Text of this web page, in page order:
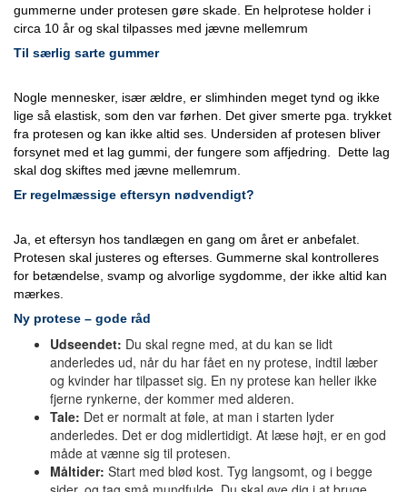
gummerne under protesen gøre skade. En helprotese holder i
circa 10 år og skal tilpasses med jævne mellemrum
Til særlig sarte gummer
Nogle mennesker, især ældre, er slimhinden meget tynd og ikke
lige så elastisk, som den var førhen. Det giver smerte pga. trykket
fra protesen og kan ikke altid ses. Undersiden af protesen bliver
forsynet med et lag gummi, der fungere som affjedring. Dette lag
skal dog skiftes med jævne mellemrum.
Er regelmæssige eftersyn nødvendigt?
Ja, et eftersyn hos tandlægen en gang om året er anbefalet.
Protesen skal justeres og efterses. Gummerne skal kontrolleres
for betændelse, svamp og alvorlige sygdomme, der ikke altid kan
mærkes.
Ny protese – gode råd
Udseendet: Du skal regne med, at du kan se lidt
anderledes ud, når du har fået en ny protese, indtil læber
og kvinder har tilpasset sig. En ny protese kan heller ikke
fjerne rynkerne, der kommer med alderen.
Tale: Det er normalt at føle, at man i starten lyder
anderledes. Det er dog midlertidigt. At læse højt, er en god
måde at vænne sig til protesen.
Måltider: Start med blød kost. Tyg langsomt, og i begge